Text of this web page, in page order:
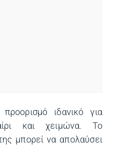
ιδανικό για
και χειμώνα. Το
μπορεί να απολαύσει